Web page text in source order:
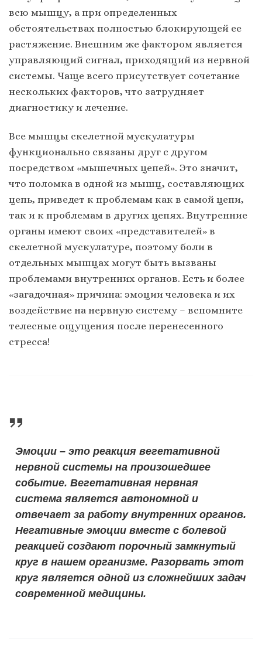
всю мышцу, а при определенных
обстоятельствах полностью блокирующей ее
растяжение. Внешним же фактором является
управляющий сигнал, приходящий из нервной
системы. Чаще всего присутствует сочетание
нескольких факторов, что затрудняет
диагностику и лечение.
Все мышцы скелетной мускулатуры
функционально связаны друг с другом
посредством «мышечных цепей». Это значит,
что поломка в одной из мышц, составляющих
цепь, приведет к проблемам как в самой цепи,
так и к проблемам в других цепях. Внутренние
органы имеют своих «представителей» в
скелетной мускулатуре, поэтому боли в
отдельных мышцах могут быть вызваны
проблемами внутренних органов. Есть и более
«загадочная» причина: эмоции человека и их
воздействие на нервную систему – вспомните
телесные ощущения после перенесенного
стресса!
Эмоции – это реакция вегетативной
нервной системы на произошедшее
событие. Вегетативная нервная
система является автономной и
отвечает за работу внутренних органов.
Негативные эмоции вместе с болевой
реакцией создают порочный замкнутый
круг в нашем организме. Разорвать этот
круг является одной из сложнейших задач
современной медицины.